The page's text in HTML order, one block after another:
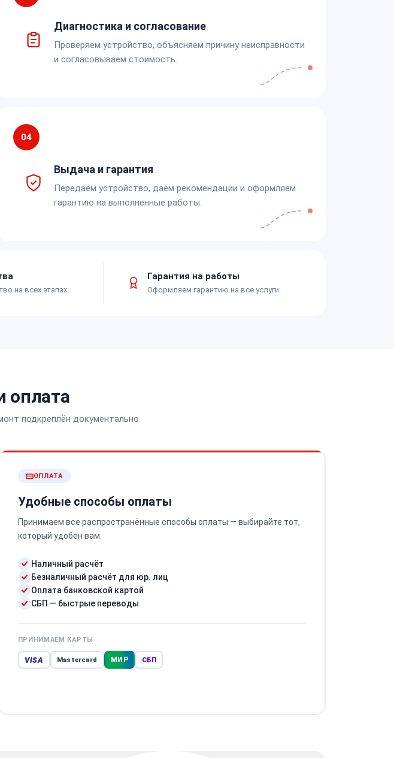
Диагностика и согласование
Проверяем устройство, объясняем причину неисправности
и согласовываем стоимость.
04
Выдача и гарантия
Передаём устройство, даём рекомендации и оформляем
гарантию на выполненные работы.
на всех этапах.
Гарантия на работы
Оформляем гарантию на все услуги.
оплата
подкреплён документально
ОПЛАТА
Удобные способы оплаты
Принимаем все распространённые способы оплаты — выбирайте тот,
который удобен вам.
Наличный расчёт
Безналичный расчёт для юр. лиц
Оплата банковской картой
СБП — быстрые переводы
ПРИНИМАЕМ КАРТЫ
VISA Mastercard МИР СБП